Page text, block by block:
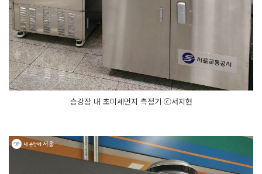
승강장 내 초미세먼지 측정기 ⓒ서지현